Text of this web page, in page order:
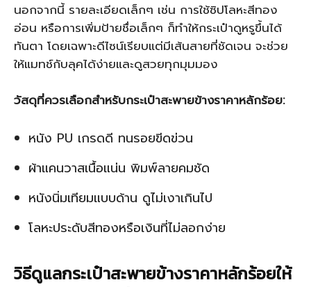
นอกจากนี้ รายละเอียดเล็กๆ เช่น การใช้ซิปโลหะสีทอง
อ่อน หรือการเพิ่มป้ายชื่อเล็กๆ ก็ทำให้กระเป๋าดูหรูขึ้นได้
ทันตา โดยเฉพาะดีไซน์เรียบแต่มีเส้นสายที่ชัดเจน จะช่วย
ให้แมทช์กับลุคได้ง่ายและดูสวยทุกมุมมอง
วัสดุที่ควรเลือกสำหรับกระเป๋าสะพายข้างราคาหลักร้อย:
หนัง PU เกรดดี ทนรอยขีดข่วน
ผ้าแคนวาสเนื้อแน่น พิมพ์ลายคมชัด
หนังนิ่มเทียมแบบด้าน ดูไม่เงาเกินไป
โลหะประดับสีทองหรือเงินที่ไม่ลอกง่าย
วิธีดูแลกระเป๋าสะพายข้างราคาหลักร้อยให้